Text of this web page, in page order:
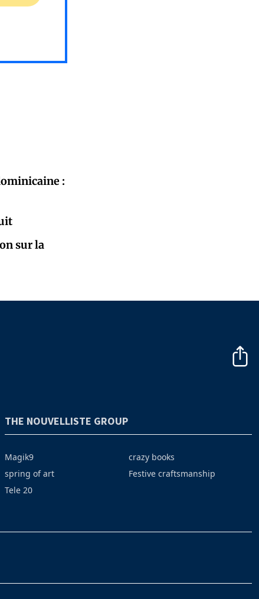
:
sur la
THE NOUVELLISTE GROUP
Magik9
spring of art
Tele 20
crazy books
Festive craftsmanship